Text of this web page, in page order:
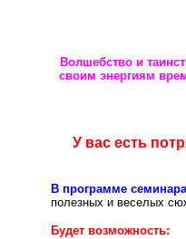
Волшебство и
своим энергиям
У вас есть
В программе семинара
полезных и веселых
Будет возможность: